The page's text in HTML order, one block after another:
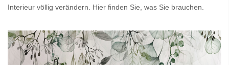
Interieur völlig verändern. Hier finden Sie, was Sie brauchen.